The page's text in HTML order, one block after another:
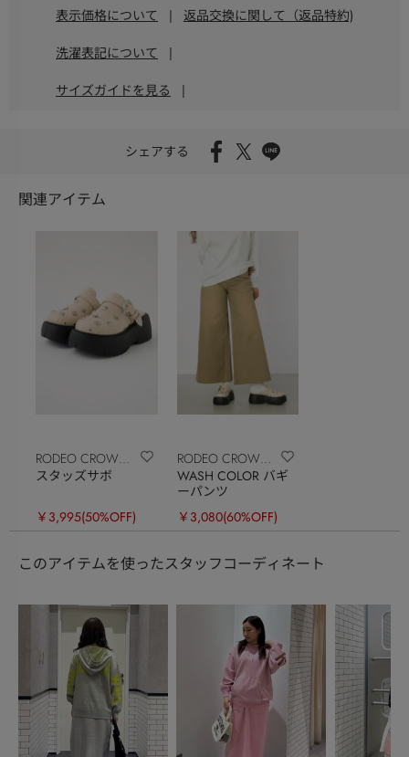
表示価格について | 返品交換に関して（返品特約)
洗濯表記について |
サイズガイドを見る |
シェアする
関連アイテム
RODEO CROWNS
WIDE BOWL
スタッズサボ
￥3,995(50%OFF)
RODEO CROWNS
WIDE BOWL
WASH COLOR バギ
ーパンツ
￥3,080(60%OFF)
このアイテムを使ったスタッフコーディネート